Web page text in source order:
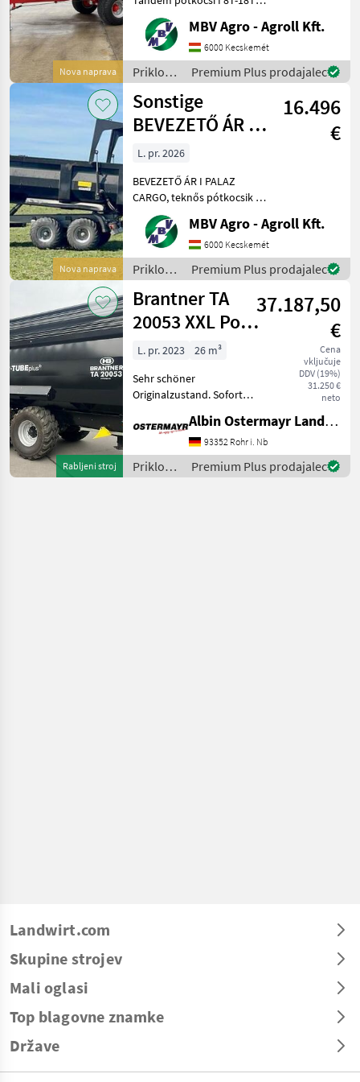
Nova naprava
Ha PALAZ akkor kizárólag
az MBV AGRO! Vásároljon
közvetlenül az importőrtől,
a régió legnagyobb PALAZ
kereskedőitől. Az
MBV Agro - Agroll Kft.
6000 Kecskemét
Priklopniki
/
Sonstige
Premium Plus prodajalec
Nova naprava
Sonstige
BEVEZETŐ ÁR I
PALAZ CARGO,
teknős
pótkocsik I 1
16.496
€
L. pr. 2026
BEVEZETŐ ÁR I PALAZ
CARGO, teknős pótkocsik I
12-18T I 2 tengely Ha PALAZ
akkor kizárólag az MBV
AGRO! Vásároljon
közvetlenül az importőrtől,
a régió legnagyobb PA
MBV Agro - Agroll Kft.
6000 Kecskemét
Priklopniki
/
Sonstige
Premium Plus prodajalec
Rabljeni stroj
Brantner TA
20053 XXL Power
Push+
37.187,50
€
Cena
vključuje
DDV (19%)
31.250 €
neto
L. pr. 2023
26 m³
Sehr schöner
Originalzustand. Sofort
Betriebsumstellung. -
Aufsatzdreicke 300mm
vorne und hinten, mech.
AHK, Aufsatzwände 600mm
Albin Ostermayr Landmaschinenhandel e.K.
93352 Rohr i. Nb
Priklopniki
/
Premium Plus prodajalec
Landwirt.com
Skupine strojev
Mali oglasi
Top blagovne znamke
Države